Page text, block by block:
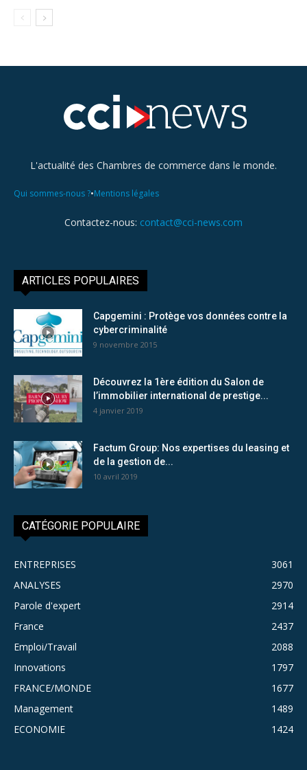
L'actualité des Chambres de commerce dans le monde.
Qui sommes-nous ?•Mentions légales
Contactez-nous: contact@cci-news.com
ARTICLES POPULAIRES
Capgemini : Protège vos données contre la
cybercriminalité
9 novembre 2015
Découvrez la 1ère édition du Salon de
l’immobilier international de prestige...
4 janvier 2019
Factum Group: Nos expertises du leasing et
de la gestion de...
10 avril 2019
CATÉGORIE POPULAIRE
ENTREPRISES
3061
ANALYSES
2970
Parole d'expert
2914
France
2437
Emploi/Travail
2088
Innovations
1797
FRANCE/MONDE
1677
Management
1489
ECONOMIE
1424